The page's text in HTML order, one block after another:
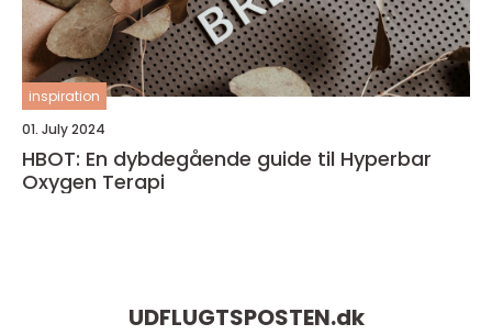
inspiration
01. July 2024
HBOT: En dybdegående guide til Hyperbar
Oxygen Terapi
UDFLUGTSPOSTEN.dk